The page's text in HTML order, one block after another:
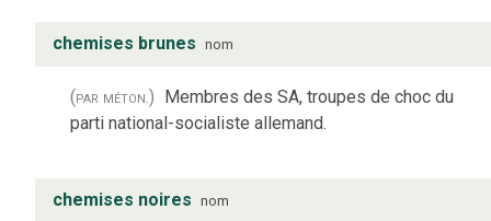
chemises brunes nom
(par méton.) Membres des SA, troupes de choc du
parti national-socialiste allemand.
chemises noires nom